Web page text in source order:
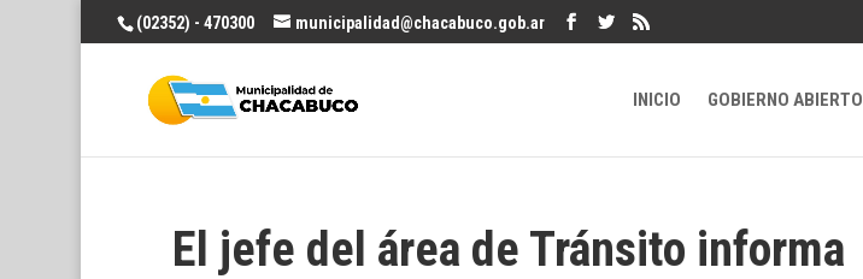
(02352) - 470300 municipalidad@chacabuco.gob.ar
INICIO GOBIERNO ABIERTO
El jefe del área de Tránsito informa